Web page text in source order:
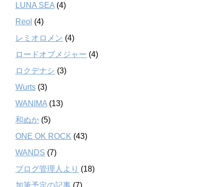
LUNA SEA (4)
Reol (4)
レミオロメン (4)
ロードオブメジャー (4)
ロクデナシ (3)
Wurts (3)
WANIMA (13)
和ぬか (5)
ONE OK ROCK (43)
WANDS (7)
ブログ管理人より (18)
加筆予定の記事 (7)